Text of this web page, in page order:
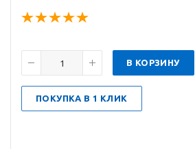
В КОРЗИНУ
ПОКУПКА В 1 КЛИК